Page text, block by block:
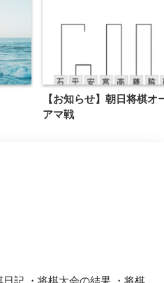
【お知らせ】朝日将棋オ
アマ戦